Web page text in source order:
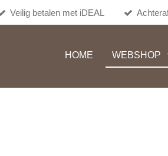
Veilig betalen met iDEAL
HOME WEBSHOP